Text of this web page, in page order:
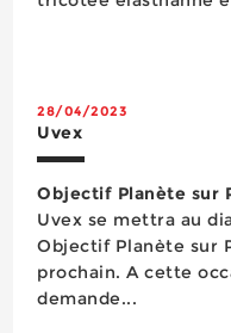
28/04/2023
Uvex
Objectif Planète sur
Uvex se mettra au
Objectif Planète sur
prochain. A cette
demande...